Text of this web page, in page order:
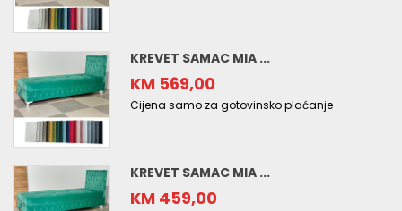
KREVET SAMAC MIA ...
KM 569,00
Cijena samo za gotovinsko plaćanje
KREVET SAMAC MIA ...
KM 459,00